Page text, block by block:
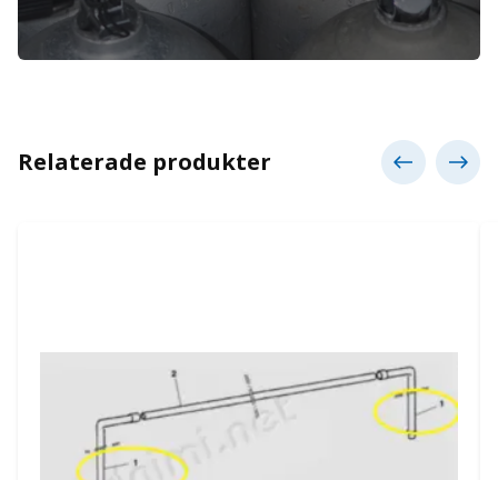
Relaterade produkter